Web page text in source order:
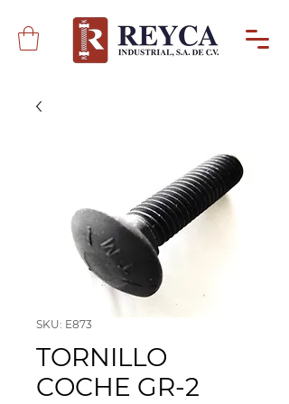
SKU: E873
TORNILLO
COCHE GR-2